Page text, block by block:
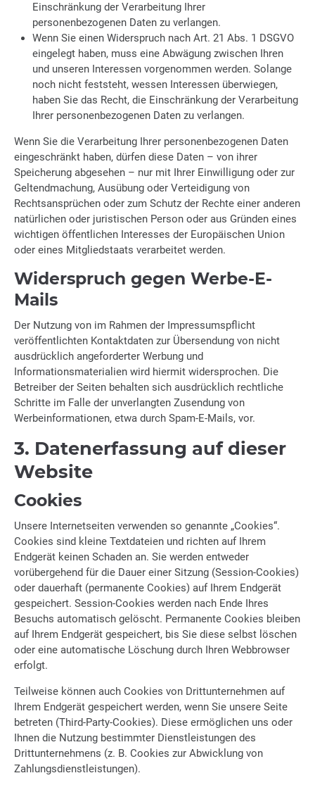
Einschränkung der Verarbeitung Ihrer
personenbezogenen Daten zu verlangen.
Wenn Sie einen Widerspruch nach Art. 21 Abs. 1 DSGVO
eingelegt haben, muss eine Abwägung zwischen Ihren
und unseren Interessen vorgenommen werden. Solange
noch nicht feststeht, wessen Interessen überwiegen,
haben Sie das Recht, die Einschränkung der Verarbeitung
Ihrer personenbezogenen Daten zu verlangen.
Wenn Sie die Verarbeitung Ihrer personenbezogenen Daten
eingeschränkt haben, dürfen diese Daten – von ihrer
Speicherung abgesehen – nur mit Ihrer Einwilligung oder zur
Geltendmachung, Ausübung oder Verteidigung von
Rechtsansprüchen oder zum Schutz der Rechte einer anderen
natürlichen oder juristischen Person oder aus Gründen eines
wichtigen öffentlichen Interesses der Europäischen Union
oder eines Mitgliedstaats verarbeitet werden.
Widerspruch gegen Werbe-E-
Mails
Der Nutzung von im Rahmen der Impressumspflicht
veröffentlichten Kontaktdaten zur Übersendung von nicht
ausdrücklich angeforderter Werbung und
Informationsmaterialien wird hiermit widersprochen. Die
Betreiber der Seiten behalten sich ausdrücklich rechtliche
Schritte im Falle der unverlangten Zusendung von
Werbeinformationen, etwa durch Spam-E-Mails, vor.
3. Datenerfassung auf dieser
Website
Cookies
Unsere Internetseiten verwenden so genannte „Cookies“.
Cookies sind kleine Textdateien und richten auf Ihrem
Endgerät keinen Schaden an. Sie werden entweder
vorübergehend für die Dauer einer Sitzung (Session-Cookies)
oder dauerhaft (permanente Cookies) auf Ihrem Endgerät
gespeichert. Session-Cookies werden nach Ende Ihres
Besuchs automatisch gelöscht. Permanente Cookies bleiben
auf Ihrem Endgerät gespeichert, bis Sie diese selbst löschen
oder eine automatische Löschung durch Ihren Webbrowser
erfolgt.
Teilweise können auch Cookies von Drittunternehmen auf
Ihrem Endgerät gespeichert werden, wenn Sie unsere Seite
betreten (Third-Party-Cookies). Diese ermöglichen uns oder
Ihnen die Nutzung bestimmter Dienstleistungen des
Drittunternehmens (z. B. Cookies zur Abwicklung von
Zahlungsdienstleistungen).